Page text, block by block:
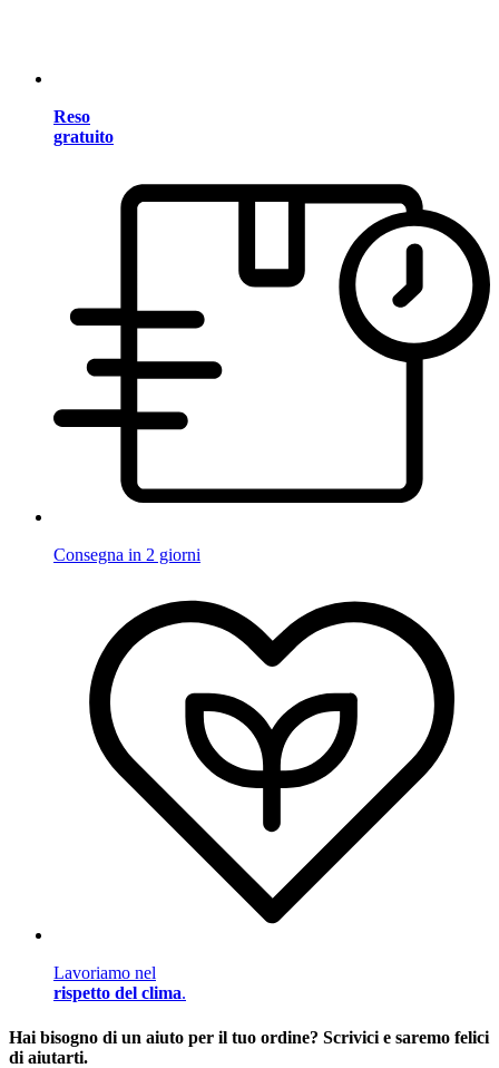
Reso
gratuito
Consegna in 2 giorni
Lavoriamo nel
rispetto del clima.
Hai bisogno di un aiuto per il tuo ordine? Scrivici e saremo felici
di aiutarti.